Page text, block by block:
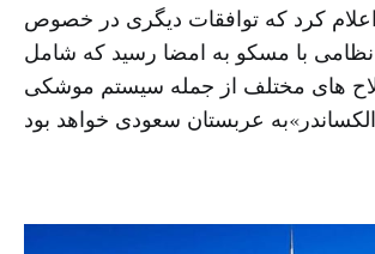
کرد که توافقات دیگری در خصوص
با مسکو به امضا رسید که شامل
های مختلف از جمله سیستم موشکی